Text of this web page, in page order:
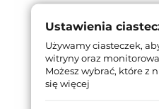
Ustawienia
Używamy ciasteczek,
witryny oraz
Możesz wybrać, które z
się więcej